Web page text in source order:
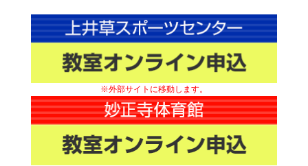
※外部サイトに移動します。